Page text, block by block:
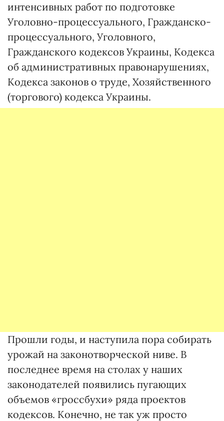
интенсивных работ по подготовке
Уголовно-процессуального, Гражданско-
процессуального, Уголовного,
Гражданского кодексов Украины, Кодекса
об административных правонарушениях,
Кодекса законов о труде, Хозяйственного
(торгового) кодекса Украины.
Прошли годы, и наступила пора собирать
урожай на законотворческой ниве. В
последнее время на столах у наших
законодателей появились пугающих
объемов «гроссбухи» ряда проектов
кодексов. Конечно, не так уж просто